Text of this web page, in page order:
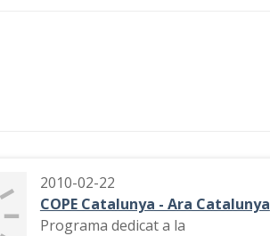
2010-02-22
COPE Catalunya - Ara Catalunya
Programa dedicat a la